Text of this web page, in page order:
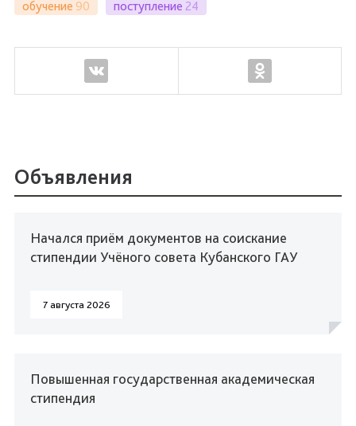
обучение 90 поступление 24
Объявления
Начался приём документов на соискание
стипендии Учёного совета Кубанского ГАУ
7 августа 2026
Повышенная государственная академическая
стипендия